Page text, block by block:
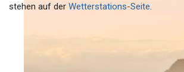
stehen auf der Wetterstations-Seite